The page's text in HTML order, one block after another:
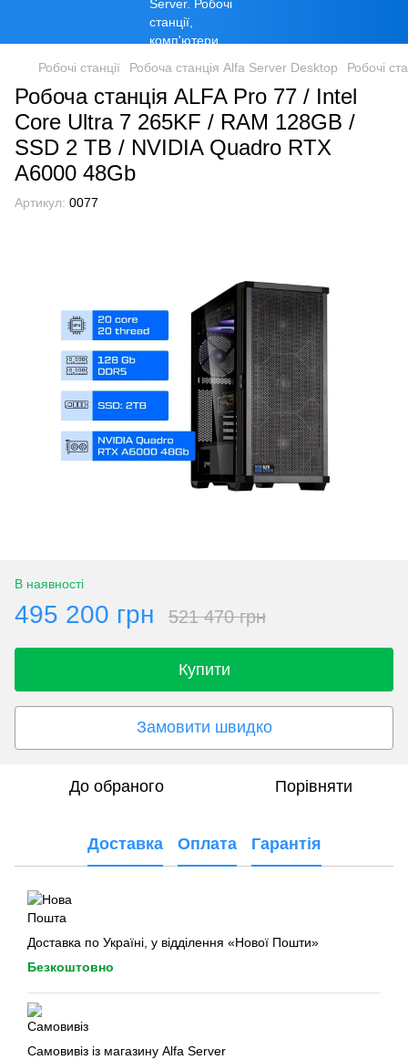
Робочі станції Робоча станція Alfa Server Desktop Робочі
Робоча станція ALFA Pro 77 / Intel
Core Ultra 7 265KF / RAM 128GB /
SSD 2 TB / NVIDIA Quadro RTX
A6000 48Gb
Артикул: 0077
В наявності
495 200 грн 521 470 грн
Купити
Замовити швидко
До обраного Порівняти
Доставка Оплата Гарантія
Доставка по Україні, у відділення «Нової Пошти»
Безкоштовно
Самовивіз із магазину Alfa Server